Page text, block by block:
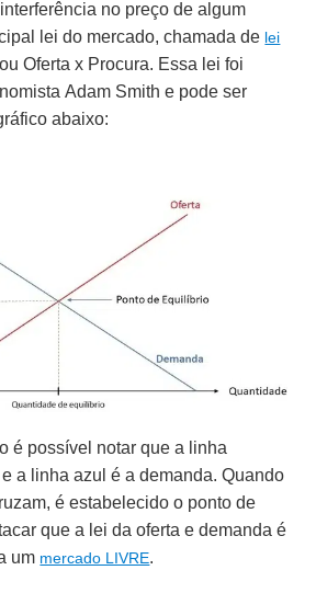
no preço de algum
lei do mercado, chamada de lei
ou Oferta x Procura. Essa lei foi
Adam Smith e pode ser
abaixo:
é possível notar que a linha
a linha azul é a demanda. Quando
é estabelecido o ponto de
que a lei da oferta e demanda é
um mercado LIVRE.